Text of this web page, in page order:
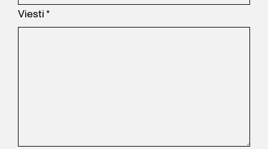
Viesti*